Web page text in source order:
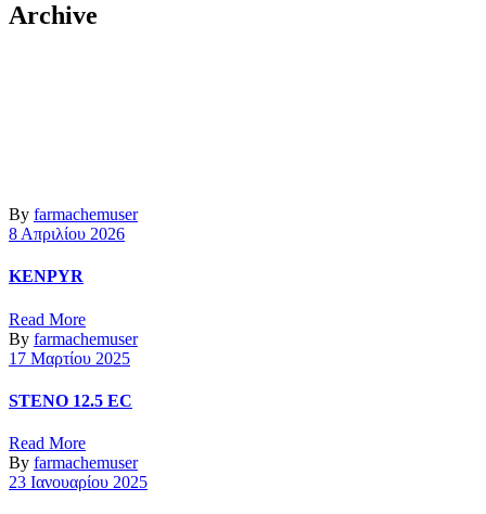
Archive
By farmachemuser
8 Απριλίου 2026
KENPYR
Read More
By farmachemuser
17 Μαρτίου 2025
STENO 12.5 EC
Read More
By farmachemuser
23 Ιανουαρίου 2025